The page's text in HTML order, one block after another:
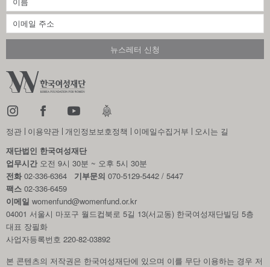
정관 이용약관 개인정보보호정책 이메일수집거부
오시는 길
재단법인 한국여성재단
업무시간오전 9시 30분 ~ 오후 5시 30분
전화 02-336-6364 기부문의 070-5129-5442 / 5447
팩스 02-336-6459
이메일 womenfund@womenfund.or.kr
04001 서울시 마포구 월드컵북로 5길 13(서교동) 한국여성재단빌딩 5층
대표 장필화
사업자등록번호 220-82-03892
본 콘텐츠의 저작권은 한국여성재단에 있으며 이를 무단 이용하는 경우 저